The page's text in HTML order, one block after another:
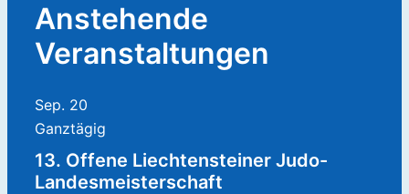
Anstehende
Veranstaltungen
Sep. 20
Ganztägig
13. Offene Liechtensteiner Judo-
Landesmeisterschaft